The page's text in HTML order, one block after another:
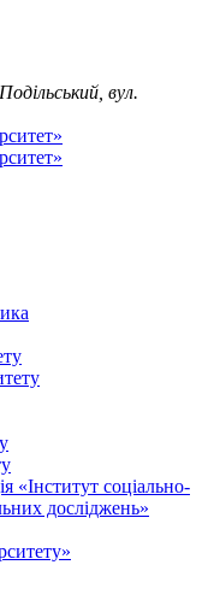
вул.
«Інститут соціально-
досліджень»